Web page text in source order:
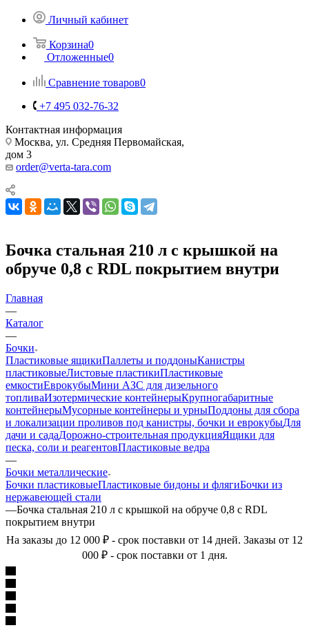
Личный кабинет
Корзина0
Отложенные0
Сравнение товаров0
+7 495 032-76-32
Контактная информация
Москва, ул. Средняя Первомайская,
дом 3
order@verta-tara.com
Бочка стальная 210 л с крышкой на
обруче 0,8 c RDL покрытием внутри
Главная
—
Каталог
—
Бочки
Пластиковые ящикиПаллеты и поддоныКанистры
пластиковыеЛистовые пластикиПластиковые
емкостиЕврокубыМини АЗС для дизельного
топливаИзотермические контейнерыКрупногабаритные
контейнерыМусорные контейнеры и урныПоддоны для сбора
и локализации проливов под канистры, бочки и еврокубыДля
дачи и садаДорожно-строительная продукцияЯщики для
песка, соли и реагентовПластиковые ведра
—
Бочки металлические
Бочки пластиковыеПластиковые бидоны и флягиБочки из
нержавеющей стали
—Бочка стальная 210 л с крышкой на обруче 0,8 c RDL
покрытием внутри
На заказы до 12 000 ₽ - срок поставки от 14 дней. Заказы от 12
000 ₽ - срок поставки от 1 дня.